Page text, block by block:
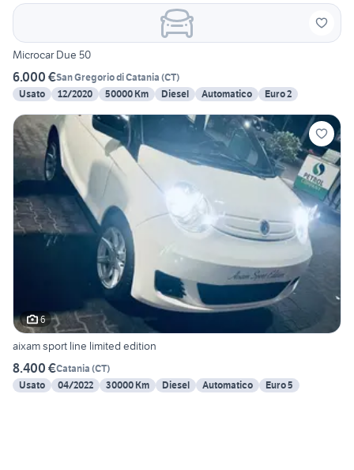
Microcar Due 50
6.000 €San Gregorio di Catania (CT)
Usato
12/2020 50000 Km Diesel Automatico Euro 2
6
aixam sport line limited edition
8.400 €Catania (CT)
Usato
04/2022 30000 Km Diesel Automatico Euro 5